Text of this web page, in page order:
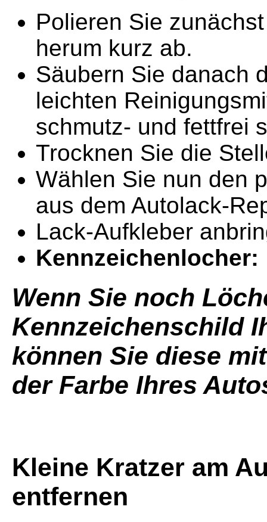
Polieren Sie
herum kurz ab.
Säubern Sie danach
leichten
schmutz- und fettfrei
Trocknen Sie die
Wählen Sie nun den
aus dem Autolack-
Lack-Aufkleber
Kennzeichenlocher:
Wenn Sie noch
Kennzeichenschild
können Sie diese
der Farbe Ihres
Kleine Kratzer am
entfernen